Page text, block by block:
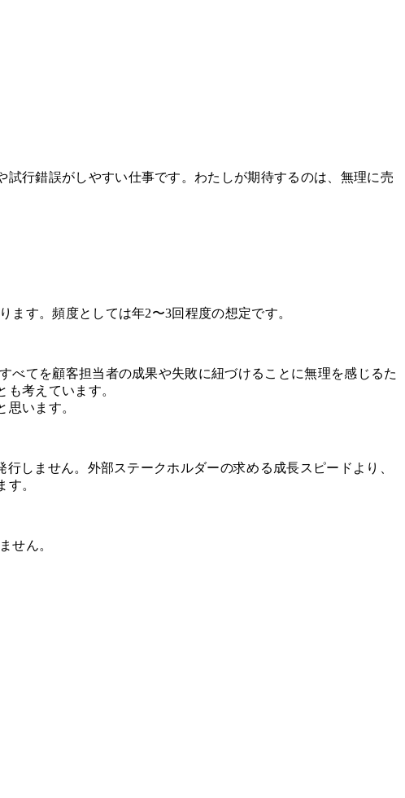
行錯誤がしやすい仕事です。わたしが期待するのは、無理に売
す。頻度としては年2〜3回程度の想定です。
てを顧客担当者の成果や失敗に紐づけることに無理を感じるた
考えています。
います。
しません。外部ステークホルダーの求める成長スピードより、
。
せん。